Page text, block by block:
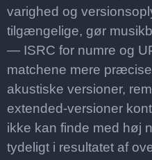
varighed og
tilgængelige, gør
— ISRC for numre og
matchene mere
akustiske versioner,
extended-versioner
ikke kan finde med høj
tydeligt i resultatet af